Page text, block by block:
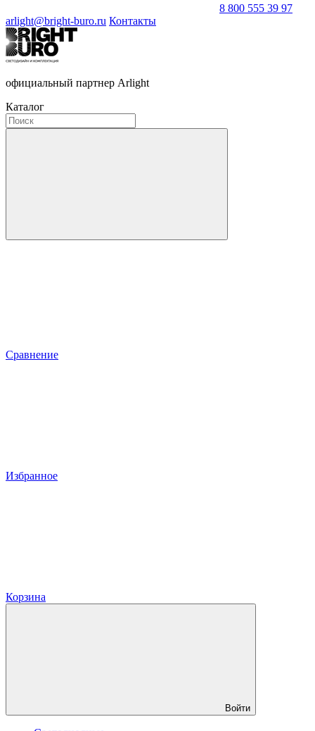
8 800 555 39 97
arlight@bright-buro.ru Контакты
официальный партнер Arlight
Каталог
Сравнение
Избранное
Корзина
Войти